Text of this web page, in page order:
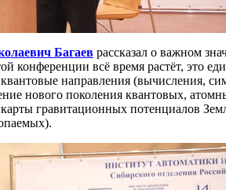
Багаев рассказал о важном
всё время растёт, это
направления (вычисления,
нового поколения квантовых,
гравитационных потенциалов